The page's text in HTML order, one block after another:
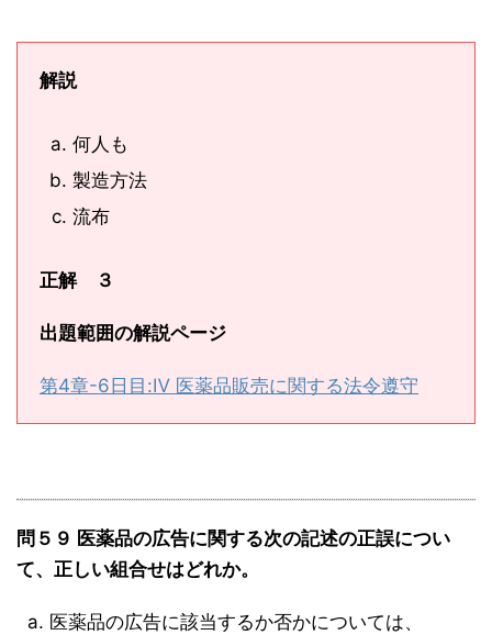
解説
何人も
製造方法
流布
正解 ３
出題範囲の解説ページ
第4章-6日目:Ⅳ 医薬品販売に関する法令遵守
問５９ 医薬品の広告に関する次の記述の正誤につい
て、正しい組合せはどれか。
医薬品の広告に該当するか否かについては、